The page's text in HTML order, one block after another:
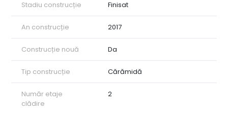
Stadiu construcție Finisat
An construcție 2017
Construcție nouă Da
Tip construcție Cărămidă
Număr etaje
clădire
2